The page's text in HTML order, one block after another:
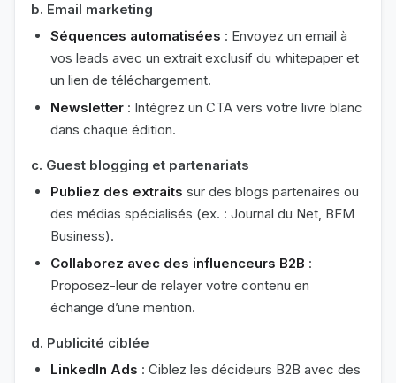
b. Email marketing
Séquences automatisées : Envoyez un email à
vos leads avec un extrait exclusif du whitepaper et
un lien de téléchargement.
Newsletter : Intégrez un CTA vers votre livre blanc
dans chaque édition.
c. Guest blogging et partenariats
Publiez des extraits sur des blogs partenaires ou
des médias spécialisés (ex. : Journal du Net, BFM
Business).
Collaborez avec des influenceurs B2B :
Proposez-leur de relayer votre contenu en
échange d’une mention.
d. Publicité ciblée
LinkedIn Ads : Ciblez les décideurs B2B avec des